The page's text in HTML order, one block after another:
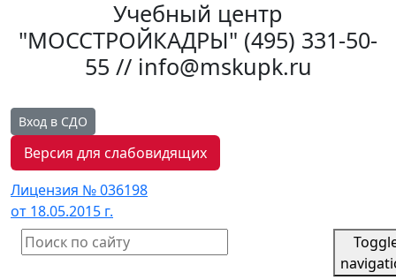
Учебный центр
"МОССТРОЙКАДРЫ" (495) 331-50-
55 // info@mskupk.ru
Вход в СДО
Версия для слабовидящих
Лицензия № 036198
от 18.05.2015 г.